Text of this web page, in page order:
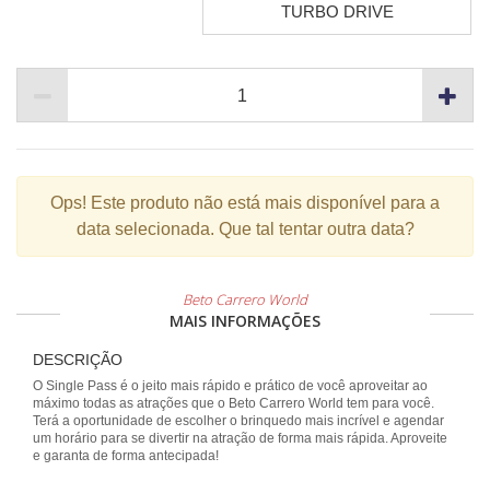
TURBO DRIVE
Ops! Este produto não está mais disponível para a
data selecionada. Que tal tentar outra data?
Beto Carrero World
MAIS INFORMAÇÕES
DESCRIÇÃO
O Single Pass é o jeito mais rápido e prático de você aproveitar ao
máximo todas as atrações que o Beto Carrero World tem para você.
Terá a oportunidade de escolher o brinquedo mais incrível e agendar
um horário para se divertir na atração de forma mais rápida. Aproveite
e garanta de forma antecipada!